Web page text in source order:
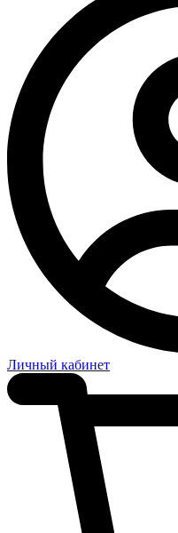
Личный кабинет